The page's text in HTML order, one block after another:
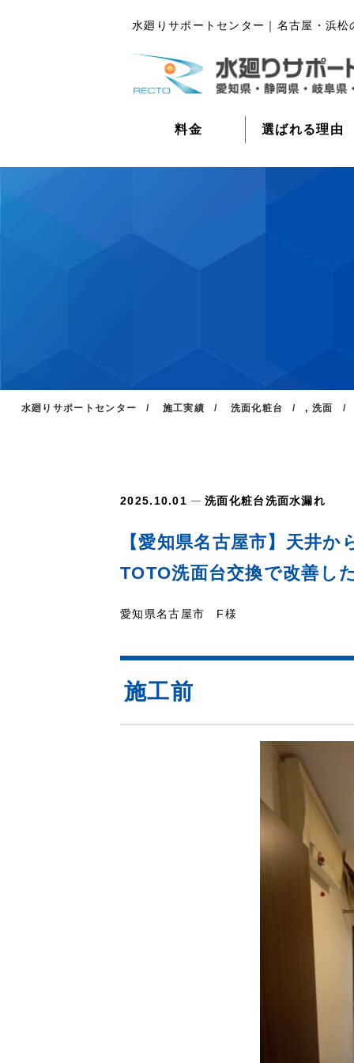
水廻りサポートセンター｜名古屋・浜
料金 選ばれる理由
水廻りサポートセンター 施工実績 洗面化粧台 ,洗面
2025.10.01 洗面化粧台洗面水漏れ
【愛知県名古屋市】天井
TOTO洗面台交換で改善し
愛知県名古屋市 F様
施工前